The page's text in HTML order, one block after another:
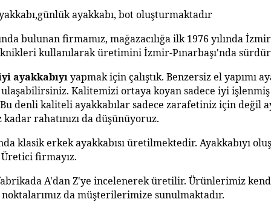
ayakkabı, bot oluşturmaktadır
bulunan firmamız, mağazacılığa ilk 1976 yılında
kullanılarak üretimini İzmir-Pınarbaşı'nda
ayakkabıyı yapmak için çalıştık. Benzersiz el yapımı
ulaşabilirsiniz. Kalitemizi ortaya koyan sadece iyi
denli kaliteli ayakkabılar sadece zarafetiniz için değil
rahatınızı da düşünüyoruz.
klasik erkek ayakkabısı üretilmektedir. Ayakkabıyı
firmayız.
A'dan Z'ye incelenerek üretilir. Ürünlerimiz
da müşterilerimize sunulmaktadır.